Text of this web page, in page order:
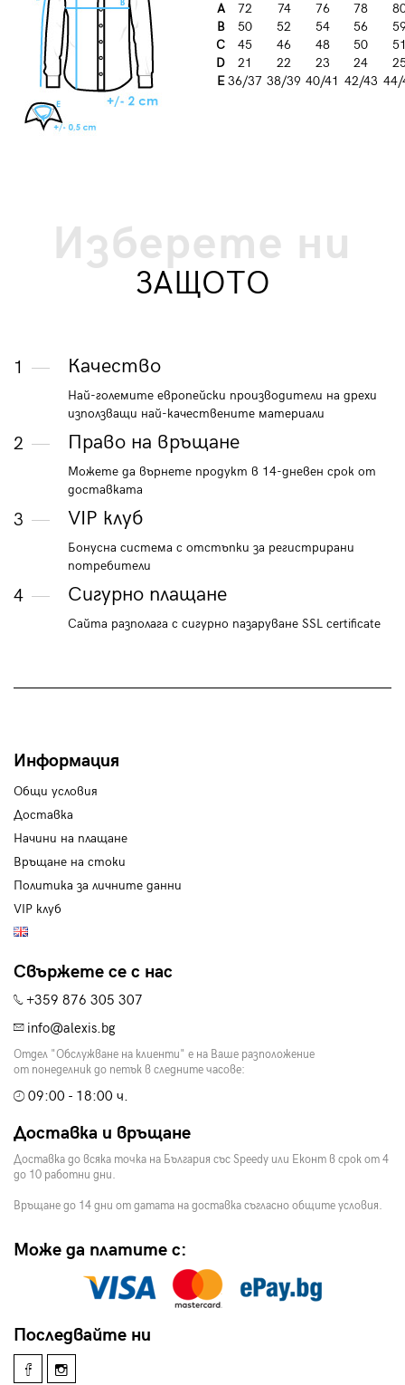
A
72 74 76 78
B
50 52 54 56
C
45 46 48 50
D
21 22 23 24
E 36/37 38/39 40/41 42/43 44/
Изберете ни
ЗАЩОТО
1 Качество
Най-големите европейски производители на дрехи
използващи най-качествените материали
2 Право на връщане
Можете да върнете продукт в 14-дневен срок от
доставката
3 VIP клуб
Бонусна система с отстъпки за регистрирани
потребители
4 Сигурно плащане
Сайта разполага с сигурно пазаруване SSL certificate
Информация
Общи условия
Доставка
Начини на плащане
Връщане на стоки
Политика за личните данни
VIP клуб
Свържете се с нас
+359 876 305 307
info@alexis.bg
Отдел "Обслужване на клиенти" е на Ваше разположение
от понеделник до петък в следните часове:
09:00 - 18:00 ч.
Доставка и връщане
Доставка до всяка точка на България със Speedy или Еконт в срок от 4
до 10 работни дни.
Връщане до 14 дни от датата на доставка съгласно общите условия.
Може да платите с:
Последвайте ни